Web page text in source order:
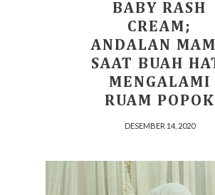
BABY RASH
CREAM;
ANDALAN
SAAT BUAH
MENGALAMI
RUAM POPOK
DESEMBER 14, 2020